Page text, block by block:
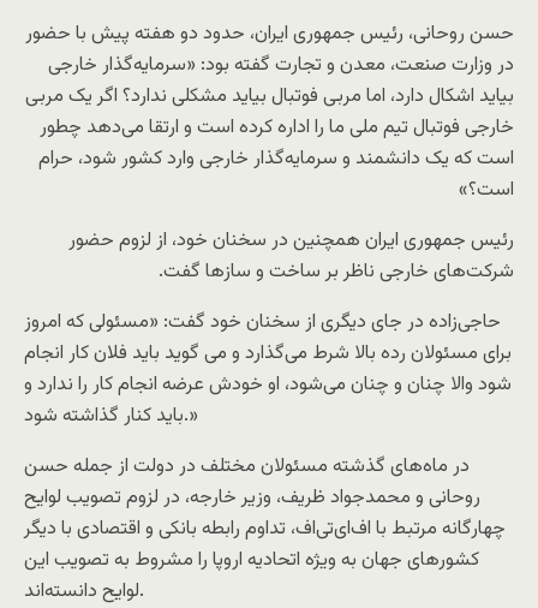
حسن روحانی، رئیس‌ جمهوری ایران، حدود دو هفته پیش با حضور
در وزارت صنعت، معدن و تجارت گفته بود: «سرمایه‌گذار خارجی
بیاید اشکال دارد، اما مربی فوتبال بیاید مشکلی ندارد؟ اگر یک مربی
خارجی فوتبال تیم‌ ‌ملی ما را اداره کرده است و ارتقا می‌دهد چطور
است که یک دانشمند و سرمایه‌گذار خارجی وارد کشور شود، حرام
است؟»
رئیس‌ جمهوری ایران همچنین در سخنان خود، از لزوم حضور
شرکت‌های خارجی ناظر بر ساخت و سازها گفت.
حاجی‌زاده در جای دیگری از سخنان خود گفت: «مسئولی که امروز
برای مسئولان رده بالا شرط می‌گذارد و می گوید باید فلان کار انجام
شود والا چنان و چنان می‌شود، او خودش عرضه انجام کار را ندارد و
باید کنار گذاشته شود.»
در ماه‌های گذشته مسئولان مختلف در دولت از جمله حسن
روحانی و محمدجواد ظریف، وزیر خارجه، در لزوم تصویب لوایح
چهارگانه مرتبط با اف‌ای‌تی‌اف، تداوم رابطه بانکی و اقتصادی با دیگر
کشورهای جهان به ویژه اتحادیه اروپا را مشروط به تصویب این
لوایح دانسته‌اند.